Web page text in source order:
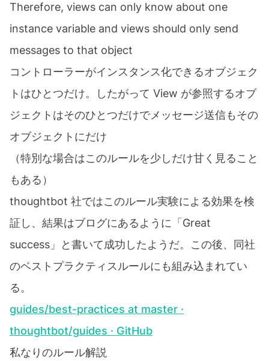
Therefore, views can only know about one
instance variable and views should only send
messages to that object
コントローラーがインスタンス化できるオブジェク
トはひとつだけ。したがって View が参照するオブ
ジェクトはそのひとつだけでメッセージ送信もその
オブジェクトにだけ
（特別な場合はこのルールを少しだけ甘く見ること
もある）
thoughtbot 社ではこのルール実験による効果を検
証し、結果はブログにあるように「Great
success」と書いて成功したようだ。この後、同社
のベストプラクティスルールにも組み込まれてい
る。
guides/best-practices at master ·
thoughtbot/guides · GitHub
私なりのルール解説